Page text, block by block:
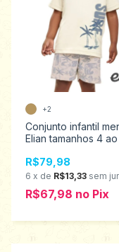
Conjunto infantil
Elian tamanhos 4
R$79,98
6 x de R$13,33 sem
R$67,98 no Pix
+2